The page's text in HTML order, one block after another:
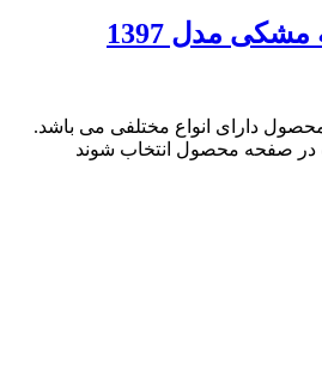
1397
انواع مختلفی می باشد.
محصول انتخاب شوند